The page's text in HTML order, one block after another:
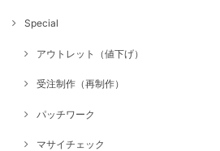
Special
アウトレット（値下げ）
受注制作（再制作）
パッチワーク
マサイチェック